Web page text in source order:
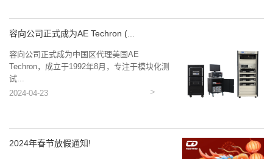
容向公司正式成为AE Techron (...
容向公司正式成为中国区代理美国AE
Techron，成立于1992年8月，专注于模块化测
试...
2024-04-23
2024年春节放假通知!